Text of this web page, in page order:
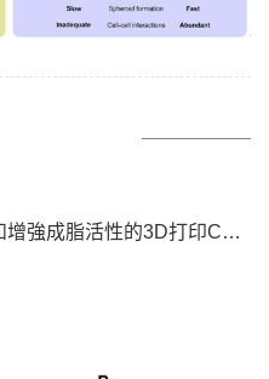
聯合發表具有NIR-II光熱能力和增強成脂活性的3D打印CoSi/PCL復合支架用于乳房切除術后的乳房重建